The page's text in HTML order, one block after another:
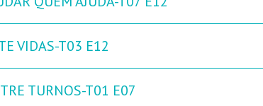
VIDAS-T03 E12
TURNOS-T01 E07